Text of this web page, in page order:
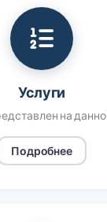
Услуги
на
Подробнее